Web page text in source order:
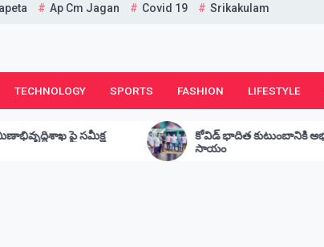
Ap Cm Jagan Covid 19 Srikakulam
TECHNOLOGY SPORTS FASHION LIFESTYLE
కోవిడ్ భాదిత కుటుంబానికి అభయం 20000 ఆర్థిక